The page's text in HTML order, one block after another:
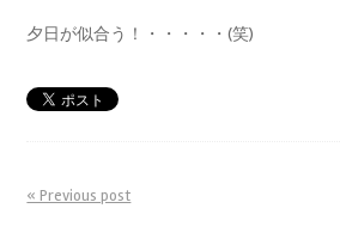
夕日が似合う！・・・・・(笑)
« Previous post